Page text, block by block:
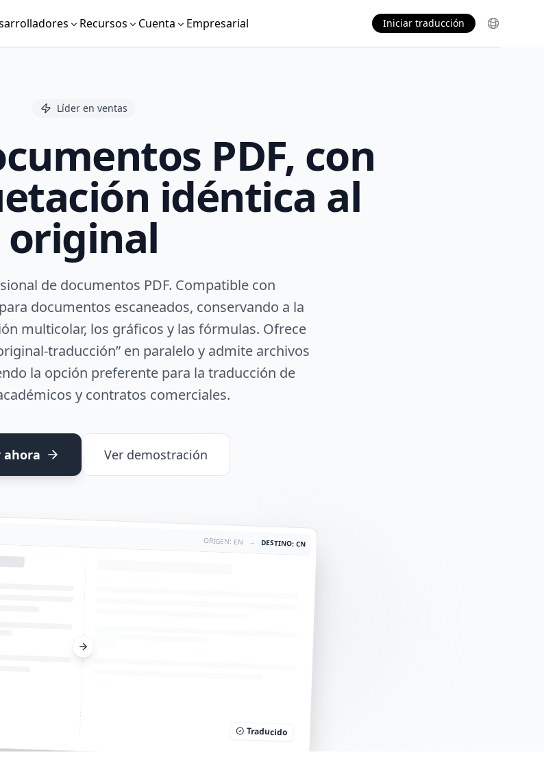
Recursos Cuenta Empresarial Iniciar traducción
Líder en ventas
PDF, con
idéntica al
original
de documentos PDF. Compatible con
documentos escaneados, conservando a la
multicolar, los gráficos y las fórmulas. Ofrece
traducción” en paralelo y admite archivos
la opción preferente para la traducción de
y contratos comerciales.
ahora Ver demostración
ORIGEN: EN → DESTINO: CN
Traducido